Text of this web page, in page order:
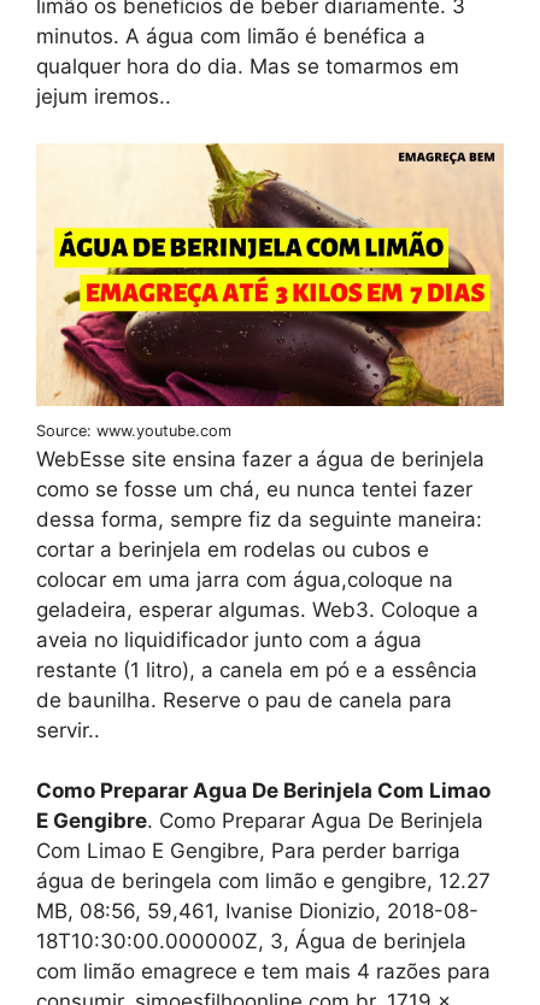
limão os benefícios de beber diariamente. 3
minutos. A água com limão é benéfica a
qualquer hora do dia. Mas se tomarmos em
jejum iremos..
Source: www.youtube.com
WebEsse site ensina fazer a água de berinjela
como se fosse um chá, eu nunca tentei fazer
dessa forma, sempre fiz da seguinte maneira:
cortar a berinjela em rodelas ou cubos e
colocar em uma jarra com água,coloque na
geladeira, esperar algumas. Web3. Coloque a
aveia no liquidificador junto com a água
restante (1 litro), a canela em pó e a essência
de baunilha. Reserve o pau de canela para
servir..
Como Preparar Agua De Berinjela Com Limao
E Gengibre. Como Preparar Agua De Berinjela
Com Limao E Gengibre, Para perder barriga
água de beringela com limão e gengibre, 12.27
MB, 08:56, 59,461, Ivanise Dionizio, 2018-08-
18T10:30:00.000000Z, 3, Água de berinjela
com limão emagrece e tem mais 4 razões para